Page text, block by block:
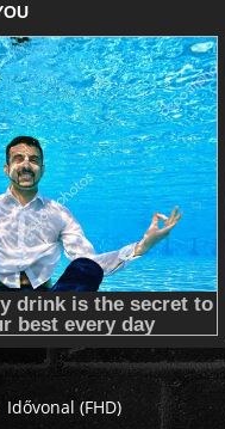
Idővonal (FHD)